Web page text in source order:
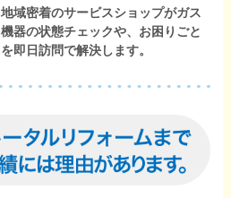
地域密着のサービスショップがガス
機器の状態チェックや、お困りごと
を即日訪問で解決します。